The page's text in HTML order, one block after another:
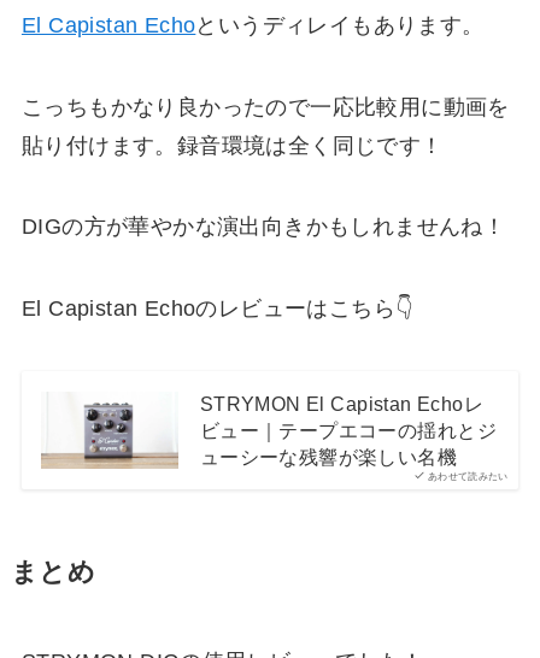
El Capistan Echoというディレイもあります。
こっちもかなり良かったので一応比較用に動画を
貼り付けます。録音環境は全く同じです！
DIGの方が華やかな演出向きかもしれませんね！
El Capistan Echoのレビューはこちら👇
あわせて読みたい
STRYMON El Capistan Echoレ
ビュー｜テープエコーの揺れとジ
ューシーな残響が楽しい名機
まとめ